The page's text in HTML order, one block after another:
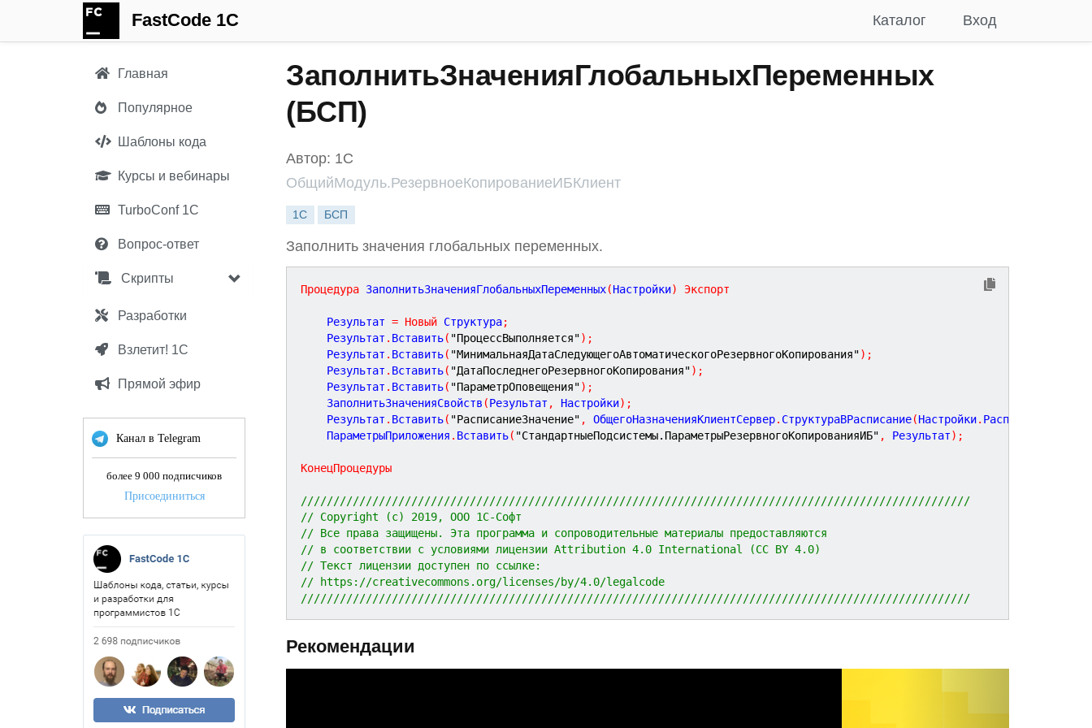
FastCode 1C Вход
Каталог
Главная
Популярное
Шаблоны кода
Курсы и вебинары
TurboConf 1С
Вопрос-ответ
Скрипты
Разработки
Взлетит! 1С
Прямой эфир
Канал в Telegram
более 9 000 подписчиков
Присоединиться
ЗаполнитьЗначенияГлобальныхПеременных
(БСП)
Автор: 1С
ОбщийМодуль.РезервноеКопированиеИБКлиент
1С БСП
Заполнить значения глобальных переменных.
Процедура ЗаполнитьЗначенияГлобальныхПеременных(Настройки) Экспорт
	Результат
= Новый Структура;
	Результат
. Вставить( "ПроцессВыполняется") ;
	Результат
. Вставить( "МинимальнаяДатаСледующегоАвтоматическогоРезервногоКопирования") ;
	Результат
. Вставить( "ДатаПоследнегоРезервногоКопирования") ;
	Результат
. Вставить( "ПараметрОповещения") ;
	ЗаполнитьЗначенияСвойств
(Результат , Настройки) ;
	Результат
. Вставить( "РасписаниеЗначение" , ОбщегоНазначенияКлиентСервер. СтруктураВРасписание(Настройки.
	ПараметрыПриложения
. Вставить( "СтандартныеПодсистемы.ПараметрыРезервногоКопированияИБ" , Результат) ;
КонецПроцедуры
///////////////////////////////////////////////////////////////////////////////////////////////////////
// Copyright (c) 2019, ООО 1С-Софт
// Все права защищены. Эта программа и сопроводительные материалы предоставляются
// в соответствии с условиями лицензии Attribution 4.0 International (CC BY 4.0)
// Текст лицензии доступен по ссылке:
// https://creativecommons.org/licenses/by/4.0/legalcode
///////////////////////////////////////////////////////////////////////////////////////////////////////
Рекомендации